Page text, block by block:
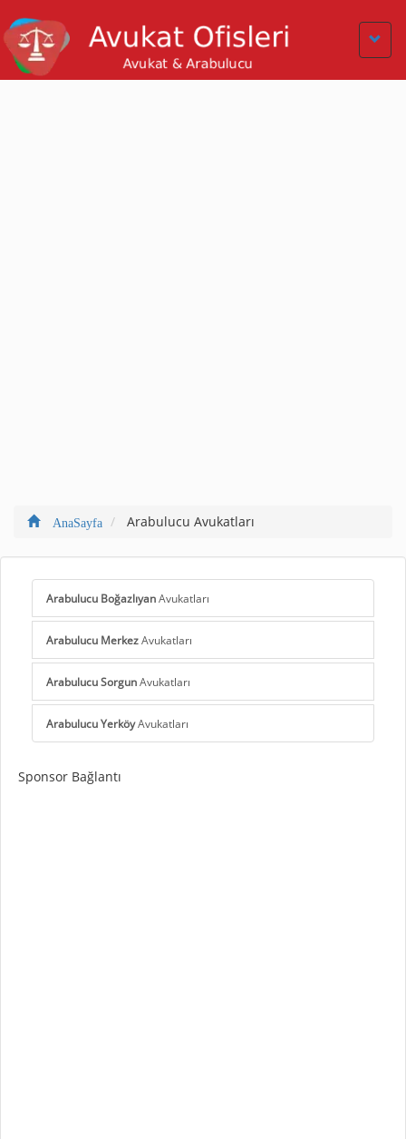
AnaSayfa Arabulucu Avukatları
Arabulucu BoğazlıyanAvukatları
Arabulucu MerkezAvukatları
Arabulucu SorgunAvukatları
Arabulucu YerköyAvukatları
Sponsor Bağlantı